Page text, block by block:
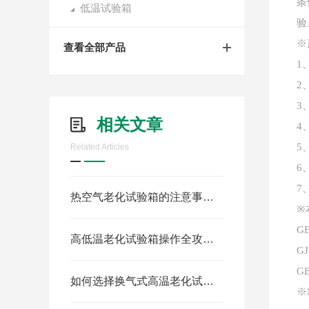
低温试验箱
查看全部产品
相关文章
Related Articles
热空气老化试验箱的注意事项有哪些？
高低温老化试验箱操作全攻略：精准控温，保障产品可靠性测试
如何选择换气式高温老化试验箱
验
※
1
2
3
4
5
6
7
※
※